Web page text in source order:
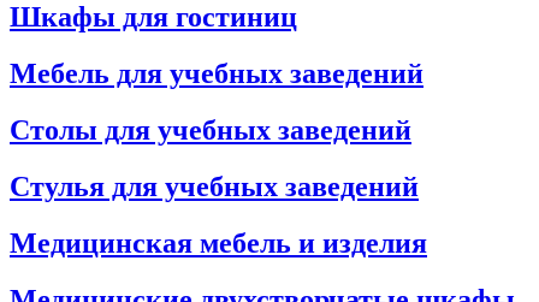
Шкафы для гостиниц
Мебель для учебных заведений
Столы для учебных заведений
Стулья для учебных заведений
Медицинская мебель и изделия